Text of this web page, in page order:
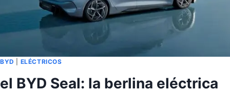
BYD ELÉCTRICOS
el BYD Seal: la berlina eléctrica